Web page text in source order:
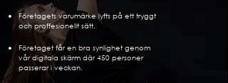
Företagets varumärke lyfts på ett tryggt
och proffesionellt sätt.
Företaget får en bra synlighet genom
vår digitala skärm där 450 personer
passerar i veckan.